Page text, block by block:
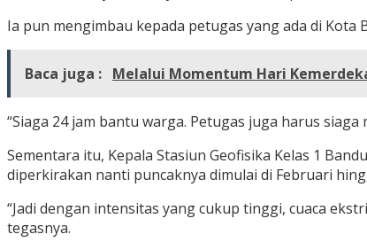
Ia pun mengimbau kepada petugas yang ada di
Baca juga : Melalui Momentum Hari
“Siaga 24 jam bantu warga. Petugas juga harus
Sementara itu, Kepala Stasiun Geofisika Kelas 1
diperkirakan nanti puncaknya dimulai di Februari
“Jadi dengan intensitas yang cukup tinggi, cuaca
tegasnya.